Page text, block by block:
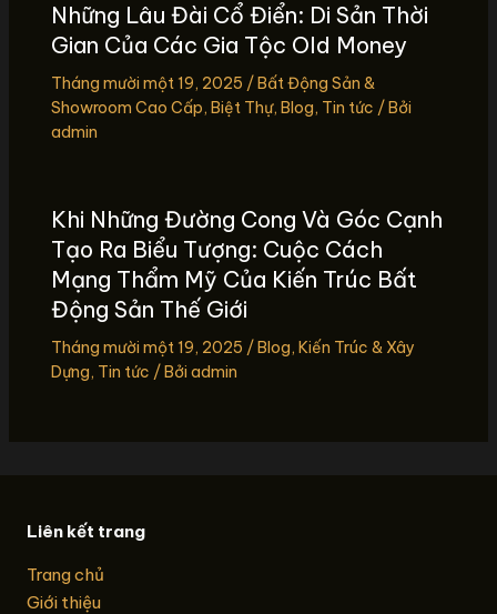
Những Lâu Đài Cổ Điển: Di Sản Thời
Gian Của Các Gia Tộc Old Money
Tháng mười một 19, 2025 /Bất Động Sản &
Showroom Cao Cấp, Biệt Thự, Blog, Tin tức / Bởi
admin
Khi Những Đường Cong Và Góc Cạnh
Tạo Ra Biểu Tượng: Cuộc Cách
Mạng Thẩm Mỹ Của Kiến Trúc Bất
Động Sản Thế Giới
Tháng mười một 19, 2025 /Blog, Kiến Trúc & Xây
Dựng, Tin tức / Bởi admin
Liên kết trang
Trang chủ
Giới thiệu